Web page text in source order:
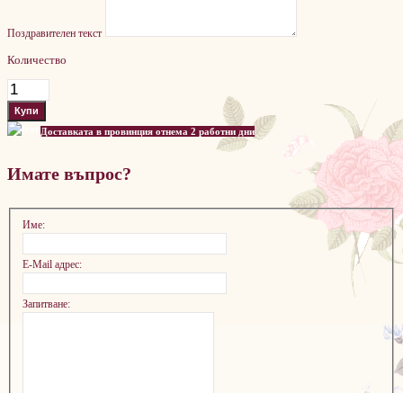
Поздравителен текст
Количество
Доставката в провинция отнема 2 работни дни
Имате въпрос?
Име:
E-Mail адрес:
Запитване: